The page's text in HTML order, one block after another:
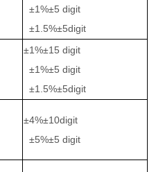
±1%±5 digit
±1.5%±5digit
±1%±15 digit
±1%±5 digit
±1.5%±5digit
±4%±10digit
±5%±5 digit